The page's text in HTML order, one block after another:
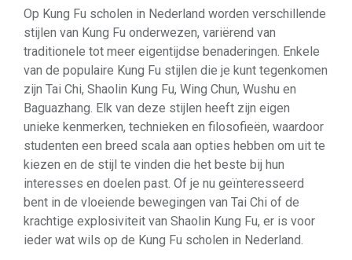
Op Kung Fu scholen in Nederland worden verschillende
stijlen van Kung Fu onderwezen, variërend van
traditionele tot meer eigentijdse benaderingen. Enkele
van de populaire Kung Fu stijlen die je kunt tegenkomen
zijn Tai Chi, Shaolin Kung Fu, Wing Chun, Wushu en
Baguazhang. Elk van deze stijlen heeft zijn eigen
unieke kenmerken, technieken en filosofieën, waardoor
studenten een breed scala aan opties hebben om uit te
kiezen en de stijl te vinden die het beste bij hun
interesses en doelen past. Of je nu geïnteresseerd
bent in de vloeiende bewegingen van Tai Chi of de
krachtige explosiviteit van Shaolin Kung Fu, er is voor
ieder wat wils op de Kung Fu scholen in Nederland.